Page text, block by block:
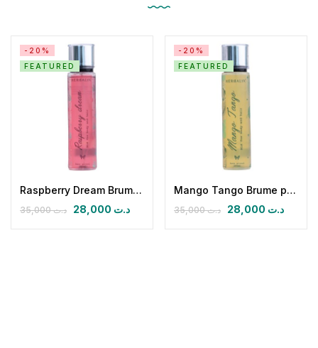
-20%
FEATURED
Raspberry Dream Brume pour Corps et Cheveux
د.ت35,000 د.ت
-20%
FEATURED
Mango Tango Brume pour Corps et Cheveux
د.ت35,000 د.ت